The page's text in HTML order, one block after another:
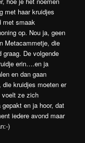
met haar kruidjes
smaak
op. Nou ja, geen
Metacammetje, die
De volgende
erin….en ja
en dan gaan
kruidjes moeten er
voelt ze zich
en ja hoor, dat
iedere avond maar
)